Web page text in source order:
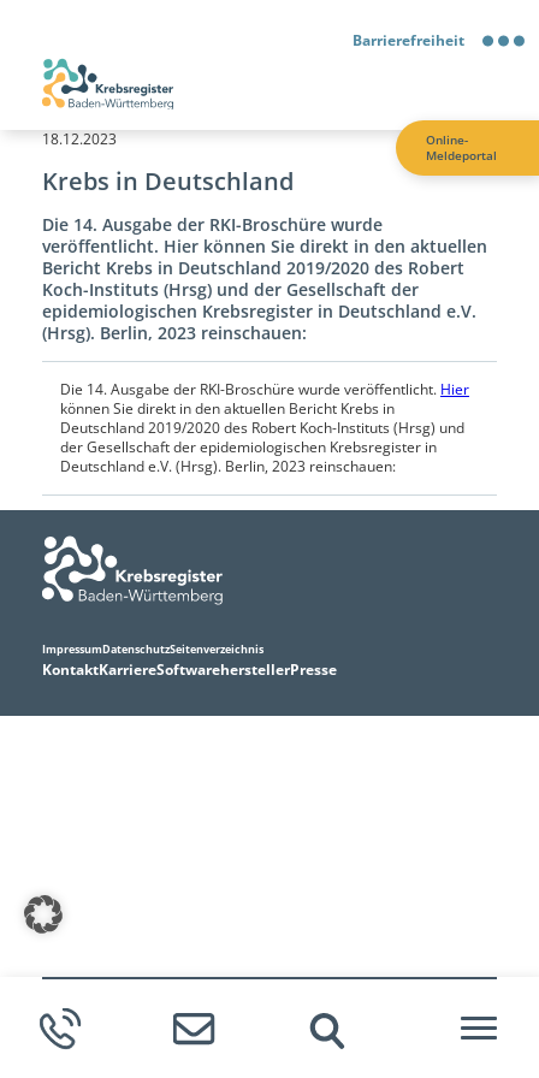
Barrierefreiheit
Barrierefreiheit
Kontrastmodus
Gebärdensprache
Leichte Sprache
18.12.2023
Krebs in Deutschland
Die 14. Ausgabe der RKI-Broschüre wurde
veröffentlicht. Hier können Sie direkt in den aktuellen
Bericht Krebs in Deutschland 2019/2020 des Robert
Koch-Instituts (Hrsg) und der Gesellschaft der
epidemiologischen Krebsregister in Deutschland e.V.
(Hrsg). Berlin, 2023 reinschauen:
Die 14. Ausgabe der RKI-Broschüre wurde veröffentlicht. Hier
können Sie direkt in den aktuellen Bericht Krebs in
Deutschland 2019/2020 des Robert Koch-Instituts (Hrsg) und
der Gesellschaft der epidemiologischen Krebsregister in
Deutschland e.V. (Hrsg). Berlin, 2023 reinschauen:
Online-
Meldeportal
Meldende
KontaktKarriereSoftwareherstellerPresse
ImpressumDatenschutzSeitenverzeichnis